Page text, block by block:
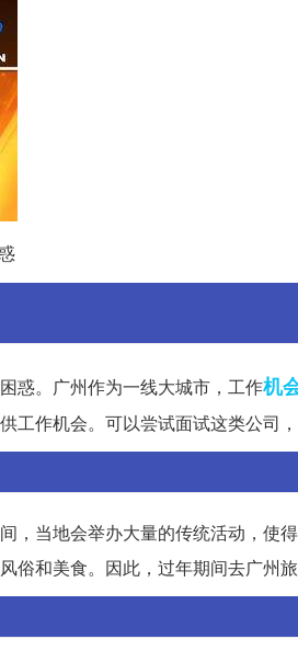
惑。广州作为一线大城市，工作机
作机会。可以尝试面试这类公司
，当地会举办大量的传统活动，使
和美食。因此，过年期间去广州旅